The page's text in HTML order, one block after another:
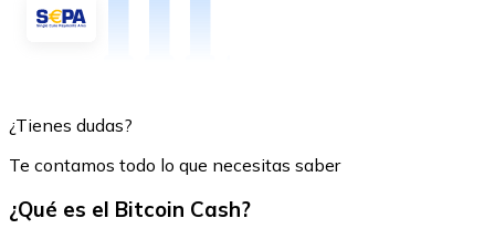
¿Tienes dudas?
Te contamos todo lo que necesitas saber
¿Qué es el Bitcoin Cash?